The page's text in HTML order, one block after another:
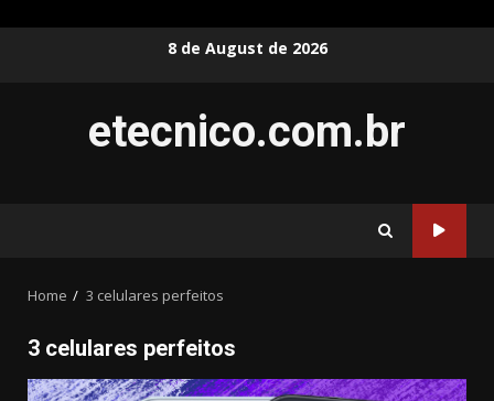
8 de August de 2026
etecnico.com.br
Home 3 celulares perfeitos
3 celulares perfeitos